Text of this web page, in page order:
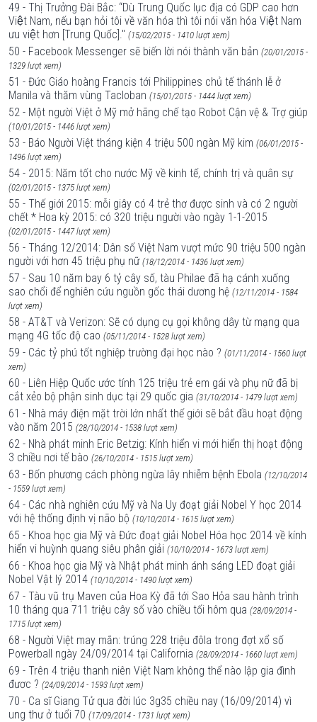
49 - Thị Trưởng Đài Bắc: “Dù Trung Quốc lục địa có GDP cao hơn
Việt Nam, nếu bạn hỏi tôi về văn hóa thì tôi nói văn hóa Việt Nam
ưu việt hơn [Trung Quốc]." (15/02/2015 - 1410 lượt xem)
50 - Facebook Messenger sẽ biến lời nói thành văn bản (20/01/2015 -
1329 lượt xem)
51 - Đức Giáo hoàng Francis tới Philippines chủ tế thánh lễ ở
Manila và thăm vùng Tacloban (15/01/2015 - 1444 lượt xem)
52 - Một người Việt ở Mỹ mở hãng chế tạo Robot Cận vệ & Trợ giúp
(10/01/2015 - 1446 lượt xem)
53 - Báo Người Việt tháng kiện 4 triệu 500 ngàn Mỹ kim (06/01/2015 -
1496 lượt xem)
54 - 2015: Năm tốt cho nước Mỹ về kinh tế, chính trị và quân sự
(02/01/2015 - 1375 lượt xem)
55 - Thế giới 2015: mỗi giây có 4 trẻ thơ được sinh và có 2 người
chết * Hoa kỳ 2015: có 320 triệu người vào ngày 1-1-2015
(02/01/2015 - 1447 lượt xem)
56 - Tháng 12/2014: Dân số Việt Nam vượt mức 90 triệu 500 ngàn
người với hơn 45 triệu phụ nữ (18/12/2014 - 1436 lượt xem)
57 - Sau 10 năm bay 6 tỷ cây số, tàu Philae đã hạ cánh xuống
sao chổi để nghiên cứu nguồn gốc thái dương hệ (12/11/2014 - 1584
lượt xem)
58 - AT&T và Verizon: Sẽ có dụng cụ gọi không dây từ mạng qua
mạng 4G tốc độ cao (05/11/2014 - 1528 lượt xem)
59 - Các tỷ phú tốt nghiệp trường đại học nào ? (01/11/2014 - 1560 lượt
xem)
60 - Liên Hiệp Quốc ước tính 125 triệu trẻ em gái và phụ nữ đã bị
cắt xẻo bộ phận sinh dục tại 29 quốc gia (31/10/2014 - 1479 lượt xem)
61 - Nhà máy điện mặt trời lớn nhất thế giới sẽ bắt đầu hoạt động
vào năm 2015 (28/10/2014 - 1538 lượt xem)
62 - Nhà phát minh Eric Betzig: Kính hiển vi mới hiển thị hoạt động
3 chiều nơi tế bào (26/10/2014 - 1515 lượt xem)
63 - Bốn phương cách phòng ngừa lây nhiễm bệnh Ebola (12/10/2014
- 1559 lượt xem)
64 - Các nhà nghiên cứu Mỹ và Na Uy đoạt giải Nobel Y học 2014
với hệ thống định vị não bộ (10/10/2014 - 1615 lượt xem)
65 - Khoa học gia Mỹ và Đức đoạt giải Nobel Hóa học 2014 về kính
hiển vi huỳnh quang siêu phân giải (10/10/2014 - 1673 lượt xem)
66 - Khoa học gia Mỹ và Nhật phát minh ánh sáng LED đoạt giải
Nobel Vật lý 2014 (10/10/2014 - 1490 lượt xem)
67 - Tàu vũ trụ Maven của Hoa Kỳ đã tới Sao Hỏa sau hành trình
10 tháng qua 711 triệu cây số vào chiều tối hôm qua (28/09/2014 -
1715 lượt xem)
68 - Người Việt may mắn: trúng 228 triệu đôla trong đợt xổ số
Powerball ngày 24/09/2014 tại California (28/09/2014 - 1660 lượt xem)
69 - Trên 4 triệu thanh niên Việt Nam không thể nào lập gia đình
đươc ? (24/09/2014 - 1593 lượt xem)
70 - Ca sĩ Giang Tử qua đời lúc 3g35 chiều nay (16/09/2014) vì
ung thư ở tuổi 70 (17/09/2014 - 1731 lượt xem)